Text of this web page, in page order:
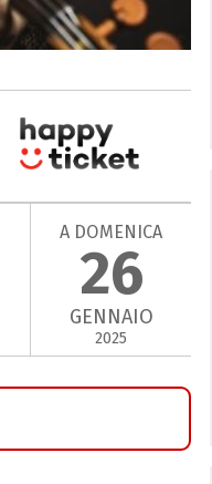
A DOMENICA
26
GENNAIO
2025